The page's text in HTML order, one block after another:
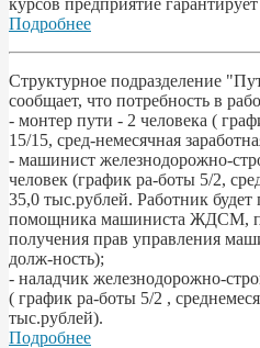
Подробнее
Структурное подразделение
сообщает, что потребность в
- монтер пути - 2 человека (
15/15, сред-немесячная
- машинист железнодорожно-
человек (график ра-боты 5/2,
35,0 тыс.рублей. Работник
помощника машиниста ЖДСМ,
получения прав управления
долж-ность);
- наладчик железнодорожно-
( график ра-боты 5/2 ,
тыс.рублей).
Подробнее